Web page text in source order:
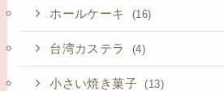
ホールケーキ (16)
台湾カステラ (4)
小さい焼き菓子 (13)